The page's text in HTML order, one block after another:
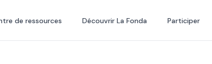
de ressources Découvrir La Fonda Participer